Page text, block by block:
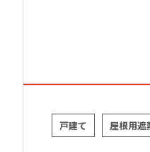
戸建て 屋根用遮